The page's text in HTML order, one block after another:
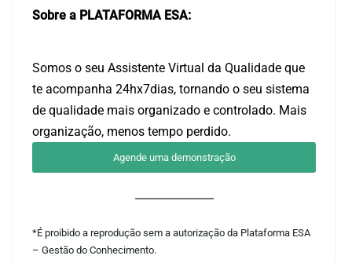
Sobre a PLATAFORMA ESA:
Somos o seu Assistente Virtual da Qualidade que
te acompanha 24hx7dias, tornando o seu sistema
de qualidade mais organizado e controlado. Mais
organização, menos tempo perdido.
Agende uma demonstração
*É proibido a reprodução sem a autorização da Plataforma ESA
– Gestão do Conhecimento.